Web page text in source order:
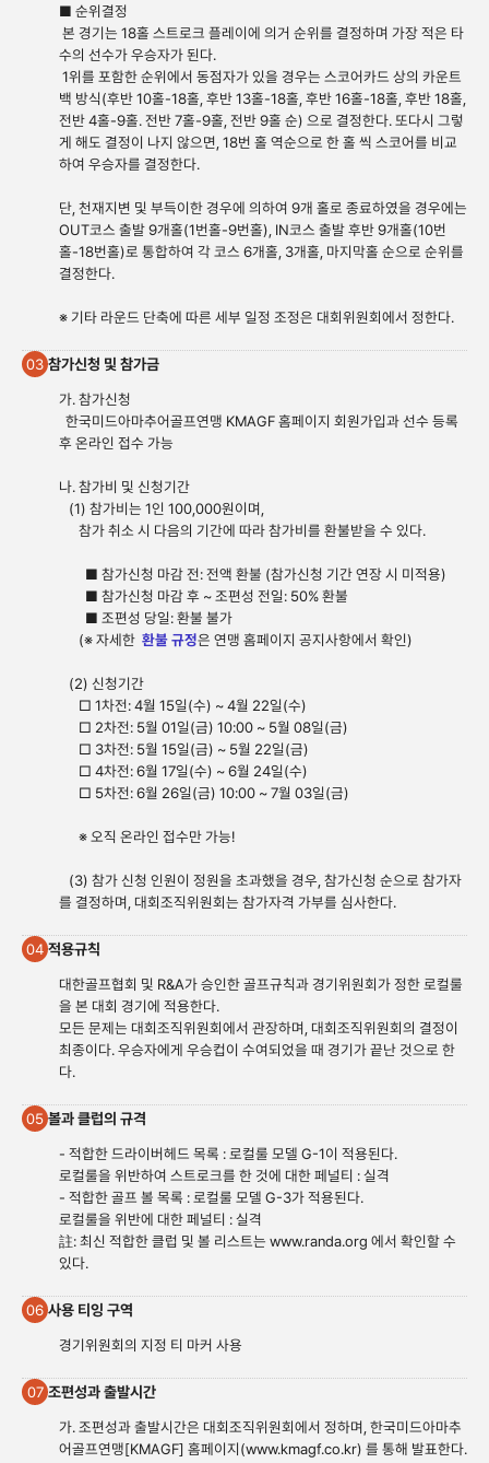
■ 순위결정
본 경기는 18홀 스트로크 플레이에 의거 순위를 결정하며 가장 적은 타
수의 선수가 우승자가 된다.
1위를 포함한 순위에서 동점자가 있을 경우는 스코어카드 상의 카운트
백 방식(후반 10홀-18홀, 후반 13홀-18홀, 후반 16홀-18홀, 후반 18홀,
전반 4홀-9홀. 전반 7홀-9홀, 전반 9홀 순) 으로 결정한다. 또다시 그렇
게 해도 결정이 나지 않으면, 18번 홀 역순으로 한 홀 씩 스코어를 비교
하여 우승자를 결정한다.
단, 천재지변 및 부득이한 경우에 의하여 9개 홀로 종료하였을 경우에는
OUT코스 출발 9개홀(1번홀-9번홀), IN코스 출발 후반 9개홀(10번
홀-18번홀)로 통합하여 각 코스 6개홀, 3개홀, 마지막홀 순으로 순위를
결정한다.
※ 기타 라운드 단축에 따른 세부 일정 조정은 대회위원회에서 정한다.
03 참가신청 및 참가금
가. 참가신청
한국미드아마추어골프연맹 KMAGF 홈페이지 회원가입과 선수 등록
후 온라인 접수 가능
나. 참가비 및 신청기간
(1) 참가비는 1인 100,000원이며,
참가 취소 시 다음의 기간에 따라 참가비를 환불받을 수 있다.
■ 참가신청 마감 전: 전액 환불 (참가신청 기간 연장 시 미적용)
■ 참가신청 마감 후 ~ 조편성 전일: 50% 환불
■ 조편성 당일: 환불 불가
(※ 자세한 환불 규정은 연맹 홈페이지 공지사항에서 확인)
(2) 신청기간
□ 1차전: 4월 15일(수) ~ 4월 22일(수)
□ 2차전: 5월 01일(금) 10:00 ~ 5월 08일(금)
□ 3차전: 5월 15일(금) ~ 5월 22일(금)
□ 4차전: 6월 17일(수) ~ 6월 24일(수)
□ 5차전: 6월 26일(금) 10:00 ~ 7월 03일(금)
※ 오직 온라인 접수만 가능!
(3) 참가 신청 인원이 정원을 초과했을 경우, 참가신청 순으로 참가자
를 결정하며, 대회조직위원회는 참가자격 가부를 심사한다.
04 적용규칙
대한골프협회 및 R&A가 승인한 골프규칙과 경기위원회가 정한 로컬룰
을 본 대회 경기에 적용한다.
모든 문제는 대회조직위원회에서 관장하며, 대회조직위원회의 결정이
최종이다. 우승자에게 우승컵이 수여되었을 때 경기가 끝난 것으로 한
다.
05 볼과 클럽의 규격
- 적합한 드라이버헤드 목록 : 로컬룰 모델 G-1이 적용된다.
로컬룰을 위반하여 스트로크를 한 것에 대한 페널티 : 실격
- 적합한 골프 볼 목록 : 로컬룰 모델 G-3가 적용된다.
로컬룰을 위반에 대한 페널티 : 실격
註: 최신 적합한 클럽 및 볼 리스트는 www.randa.org 에서 확인할 수
있다.
06 사용 티잉 구역
경기위원회의 지정 티 마커 사용
07 조편성과 출발시간
가. 조편성과 출발시간은 대회조직위원회에서 정하며, 한국미드아마추
어골프연맹[KMAGF] 홈페이지(www.kmagf.co.kr) 를 통해 발표한다.